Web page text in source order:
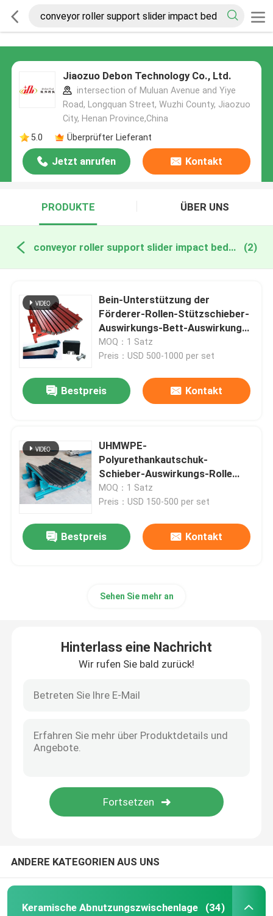
Jiaozuo Debon Technology Co., Ltd.
intersection of Muluan Avenue and Yiye
Road, Longquan Street, Wuzhi County, Jiaozuo
City, Henan Province,China
5.0
Überprüfter Lieferant
Jetzt anrufen Kontakt
PRODUKTE ÜBER UNS
conveyor roller support slider impact bed online manufacture (2)
Bein-Unterstützung der
Förderer-Rollen-Stützschieber-
Auswirkungs-Bett-Auswirkungs-
Stangen-3 der Bein-4
MOQ：1 Satz
Preis：USD 500-1000 per set
Bestpreis Kontakt
UHMWPE-
Polyurethankautschuk-
Schieber-Auswirkungs-Rolle
betten haltbaren justierbaren
Puffer
MOQ：1 Satz
Preis：USD 150-500 per set
Bestpreis Kontakt
Sehen Sie mehr an
Hinterlass eine Nachricht
Wir rufen Sie bald zurück!
ANDERE KATEGORIEN AUS UNS
Keramische Abnutzungszwischenlage (34)